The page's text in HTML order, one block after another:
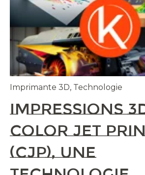
Imprimante 3D, Technologie
Impressions
Color Jet
(CJP), une